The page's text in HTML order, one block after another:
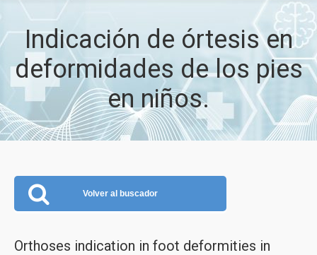
Indicación de órtesis en
deformidades de los pies
en niños.
Volver al buscador
Orthoses indication in foot deformities in